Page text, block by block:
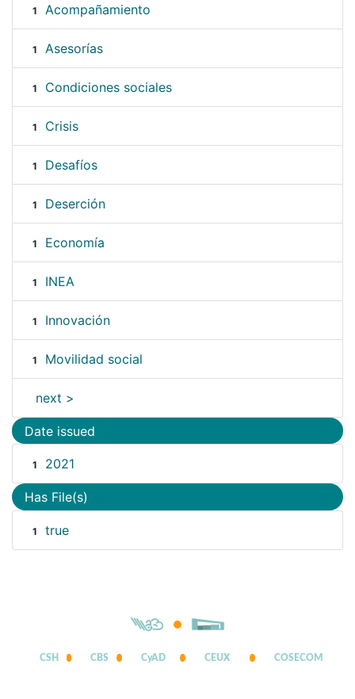
1 Acompañamiento
1 Asesorías
1 Condiciones sociales
1 Crisis
1 Desafíos
1 Deserción
1 Economía
1 INEA
1 Innovación
1 Movilidad social
next >
Date issued
1 2021
Has File(s)
1 true
CSH CBS CyAD CEUX COSECOM